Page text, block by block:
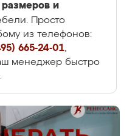
размеров и
Просто
из телефонов:
665-24-01,
менеджер быстро